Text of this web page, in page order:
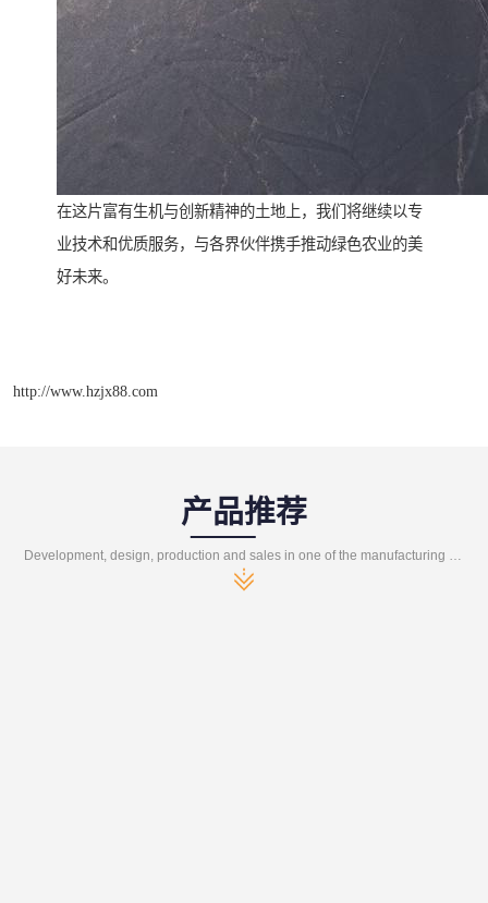
在这片富有生机与创新精神的土地上，我们将继续以专
业技术和优质服务，与各界伙伴携手推动绿色农业的美
好未来。
http://www.hzjx88.com
产品推荐